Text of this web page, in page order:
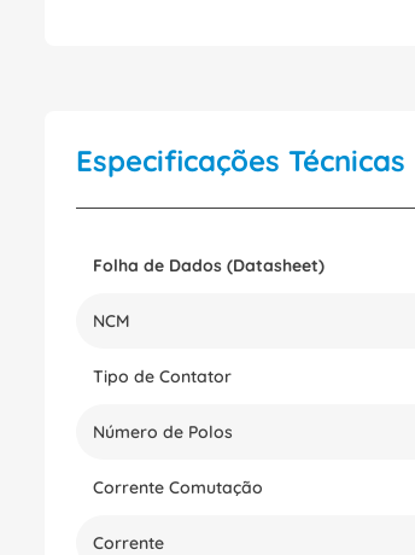
Especificações Técnicas
Folha de Dados (Datasheet)
NCM
Tipo de Contator
Número de Polos
Corrente Comutação
Corrente